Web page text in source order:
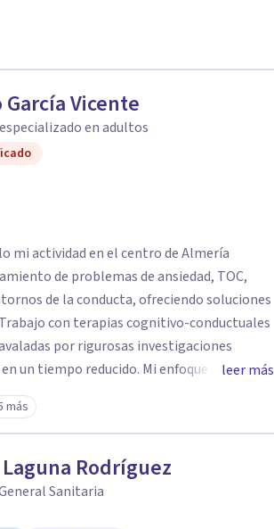
García Vicente
en adultos
mi actividad en el centro de Almería
de problemas de ansiedad, TOC,
de la conducta, ofreciendo soluciones
con terapias cognitivo-conductuales
por rigurosas investigaciones
un tiempo reducido. Mi enfoque combina
cercano y respetuoso, porque sé
en continua formación para brindarte un
a tus necesidades y objetivos. Te
y eficaz, acompañándote en cada paso
mejorar tu calidad de vida. Ponte en
de cambio hoy mismo.
leer más
más
Rodríguez
Sanitaria